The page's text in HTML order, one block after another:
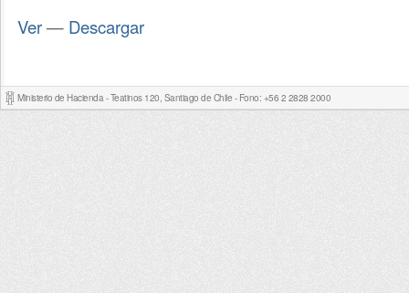
Ver— Descargar
Ministerio de Hacienda - Teatinos 120, Santiago de Chile - Fono: +56 2 2828 2000